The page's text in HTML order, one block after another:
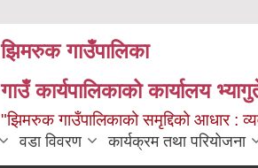
झिमरुक गाउँपालिका
गाउँ कार्यपालिकाको कार्यालय
"झिमरुक गाउँपालिकाको समृद्दिको आधार :
वडा विवरण कार्यक्रम तथा परियोजना